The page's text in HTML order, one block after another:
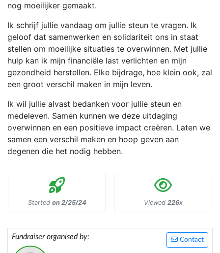
nog moeilijker gemaakt.
Ik schrijf jullie vandaag om jullie steun te vragen. Ik
geloof dat samenwerken en solidariteit ons in staat
stellen om moeilijke situaties te overwinnen. Met jullie
hulp kan ik mijn financiële last verlichten en mijn
gezondheid herstellen. Elke bijdrage, hoe klein ook, zal
een groot verschil maken in mijn leven.
Ik wil jullie alvast bedanken voor jullie steun en
medeleven. Samen kunnen we deze uitdaging
overwinnen en een positieve impact creëren. Laten we
samen een verschil maken en hoop geven aan
degenen die het nodig hebben.
Started on 2/25/24 Viewed 226x
Contact
Fundraiser organised by: